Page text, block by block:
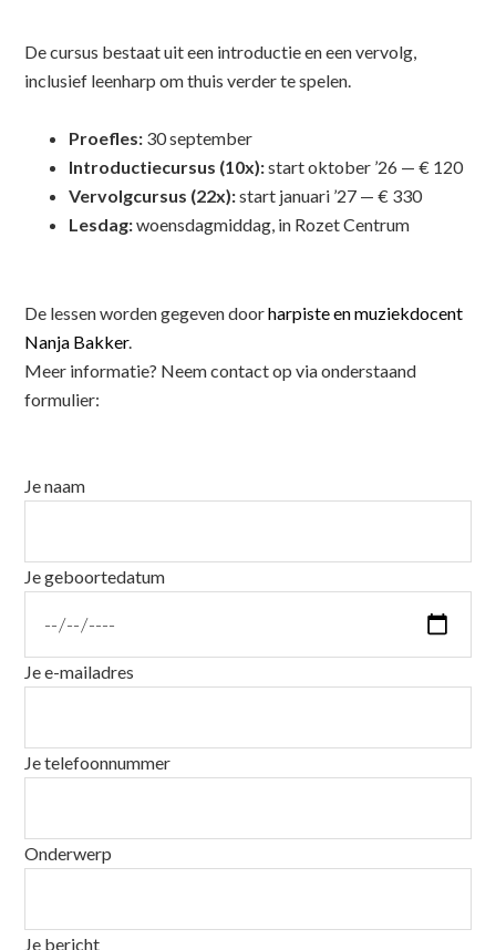
De cursus bestaat uit een introductie en een vervolg,
inclusief leenharp om thuis verder te spelen.
Proefles: 30 september
Introductiecursus (10x):start oktober ’26 — € 120
Vervolgcursus (22x):start januari ’27 — € 330
Lesdag:woensdagmiddag, in Rozet Centrum
De lessen worden gegeven doorharpiste en muziekdocent
Nanja Bakker.
Meer informatie? Neem contact op via onderstaand
formulier:
Je naam
Je geboortedatum
Je e-mailadres
Je telefoonnummer
Onderwerp
Je bericht